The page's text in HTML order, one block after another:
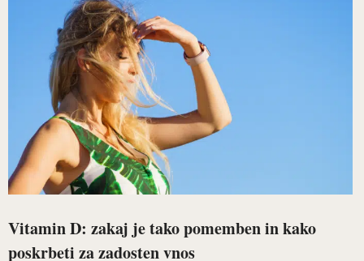
Vitamin D: zakaj je tako pomemben in kako
poskrbeti za zadosten vnos